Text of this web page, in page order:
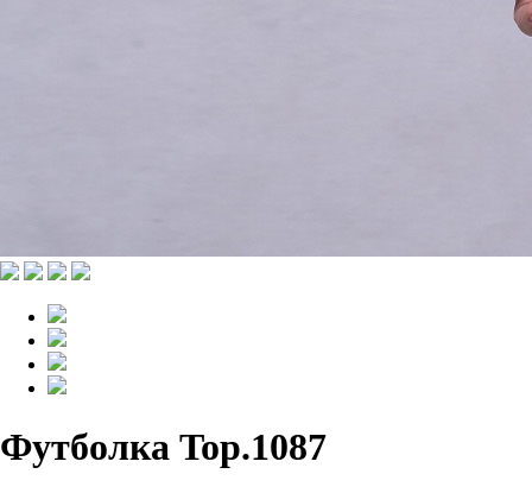
Футболка Top.1087